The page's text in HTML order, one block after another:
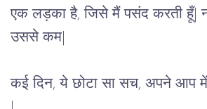
एक लड़का है, जिसे मैं पसंद करती हूँ|
उससे कम|
कई दिन, ये छोटा सा सच, अपने आप में